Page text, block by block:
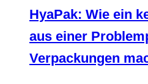
HyaPak: Wie ein
aus einer
Verpackungen